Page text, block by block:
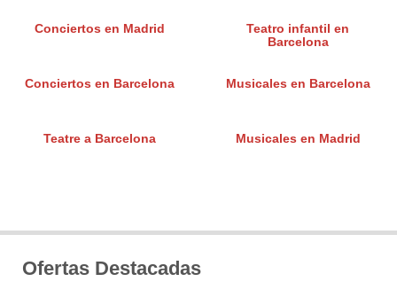
Conciertos en Madrid
Teatro infantil en
Barcelona
Conciertos en Barcelona Musicales en Barcelona
Teatre a Barcelona Musicales en Madrid
Ofertas Destacadas